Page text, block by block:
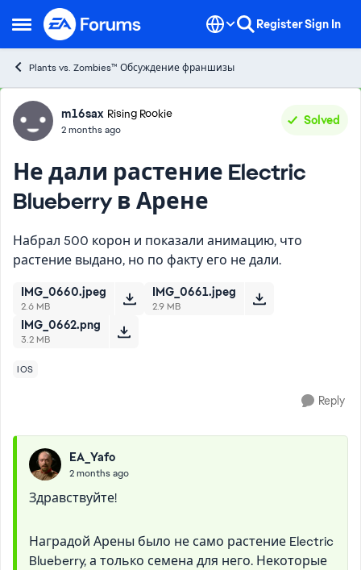
Open Side Menu
Skip to content RegisterSign In
Plants vs. Zombies™ Обсуждение франшизы
Forum Discussion
m16sax Rising Rookie
2 months ago
Solved
Не дали растение Electric
Blueberry в Арене
Набрал 500 корон и показали анимацию, что
растение выдано, но по факту его не дали.
IMG_0660.jpeg
2.6 MB
IMG_0661.jpeg
2.9 MB
IMG_0662.png
3.2 MB
IOS
Reply
EA_Yafo
2 months ago
Здравствуйте!
Наградой Арены было не само растение Electric
Blueberry, а только семена для него. Некоторые